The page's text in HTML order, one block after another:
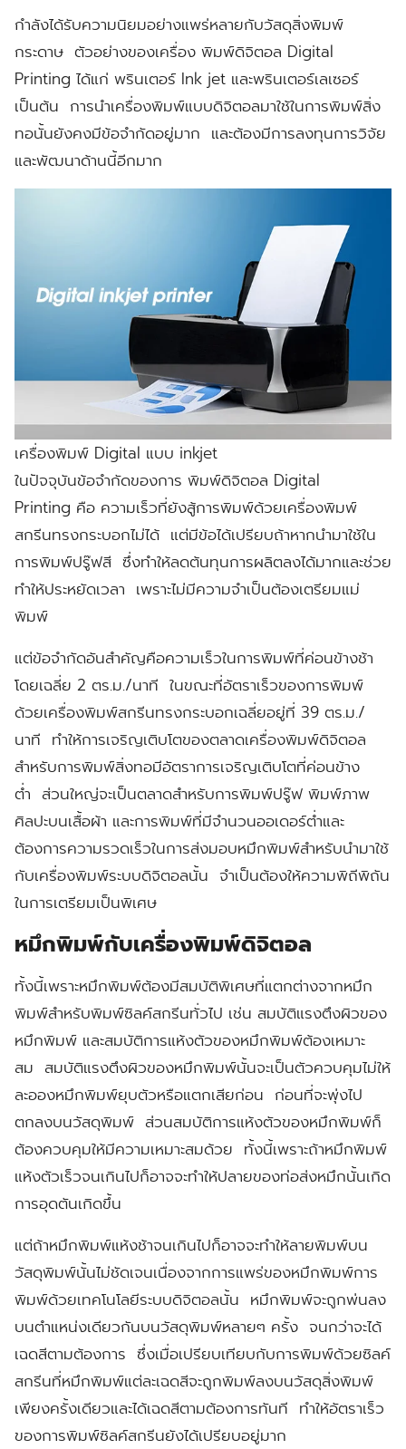
กำลังได้รับความนิยมอย่างแพร่หลายกับวัสดุสิ่งพิมพ์
กระดาษ ตัวอย่างของเครื่อง พิมพ์ดิจิตอล Digital
Printing ได้แก่ พรินเตอร์ Ink jet และพรินเตอร์เลเซอร์
เป็นต้น การนำเครื่องพิมพ์แบบดิจิตอลมาใช้ในการพิมพ์สิ่ง
ทอนั้นยังคงมีข้อจำกัดอยู่มาก และต้องมีการลงทุนการวิจัย
และพัฒนาด้านนี้อีกมาก
เครื่องพิมพ์ Digital แบบ inkjet
ในปัจจุบันข้อจำกัดของการ พิมพ์ดิจิตอล Digital
Printing คือ ความเร็วที่ยังสู้การพิมพ์ด้วยเครื่องพิมพ์
สกรีนทรงกระบอกไม่ได้ แต่มีข้อได้เปรียบถ้าหากนำมาใช้ใน
การพิมพ์ปรู๊ฟสี ซึ่งทำให้ลดต้นทุนการผลิตลงได้มากและช่วย
ทำให้ประหยัดเวลา เพราะไม่มีความจำเป็นต้องเตรียมแม่
พิมพ์
แต่ข้อจำกัดอันสำคัญคือความเร็วในการพิมพ์ที่ค่อนข้างช้า
โดยเฉลี่ย 2 ตร.ม./นาที ในขณะที่อัตราเร็วของการพิมพ์
ด้วยเครื่องพิมพ์สกรีนทรงกระบอกเฉลี่ยอยู่ที่ 39 ตร.ม./
นาที ทำให้การเจริญเติบโตของตลาดเครื่องพิมพ์ดิจิตอล
สำหรับการพิมพ์สิ่งทอมีอัตราการเจริญเติบโตที่ค่อนข้าง
ต่ำ ส่วนใหญ่จะเป็นตลาดสำหรับการพิมพ์ปรู๊ฟ พิมพ์ภาพ
ศิลปะบนเสื้อผ้า และการพิมพ์ที่มีจำนวนออเดอร์ต่ำและ
ต้องการความรวดเร็วในการส่งมอบหมึกพิมพ์สำหรับนำมาใช้
กับเครื่องพิมพ์ระบบดิจิตอลนั้น จำเป็นต้องให้ความพิถีพิถัน
ในการเตรียมเป็นพิเศษ
หมึกพิมพ์กับเครื่องพิมพ์ดิจิตอล
ทั้งนี้เพราะหมึกพิมพ์ต้องมีสมบัติพิเศษที่แตกต่างจากหมึก
พิมพ์สำหรับพิมพ์ซิลค์สกรีนทั่วไป เช่น สมบัติแรงตึงผิวของ
หมึกพิมพ์ และสมบัติการแห้งตัวของหมึกพิมพ์ต้องเหมาะ
สม สมบัติแรงตึงผิวของหมึกพิมพ์นั้นจะเป็นตัวควบคุมไม่ให้
ละอองหมึกพิมพ์ยุบตัวหรือแตกเสียก่อน ก่อนที่จะพุ่งไป
ตกลงบนวัสดุพิมพ์ ส่วนสมบัติการแห้งตัวของหมึกพิมพ์ก็
ต้องควบคุมให้มีความเหมาะสมด้วย ทั้งนี้เพราะถ้าหมึกพิมพ์
แห้งตัวเร็วจนเกินไปก็อาจจะทำให้ปลายของท่อส่งหมึกนั้นเกิด
การอุดตันเกิดขึ้น
แต่ถ้าหมึกพิมพ์แห้งช้าจนเกินไปก็อาจจะทำให้ลายพิมพ์บน
วัสดุพิมพ์นั้นไม่ชัดเจนเนื่องจากการแพร่ของหมึกพิมพ์การ
พิมพ์ด้วยเทคโนโลยีระบบดิจิตอลนั้น หมึกพิมพ์จะถูกพ่นลง
บนตำแหน่งเดียวกันบนวัสดุพิมพ์หลายๆ ครั้ง จนกว่าจะได้
เฉดสีตามต้องการ ซึ่งเมื่อเปรียบเทียบกับการพิมพ์ด้วยซิลค์
สกรีนที่หมึกพิมพ์แต่ละเฉดสีจะถูกพิมพ์ลงบนวัสดุสิ่งพิมพ์
เพียงครั้งเดียวและได้เฉดสีตามต้องการทันที ทำให้อัตราเร็ว
ของการพิมพ์ซิลค์สกรีนยังได้เปรียบอยู่มาก